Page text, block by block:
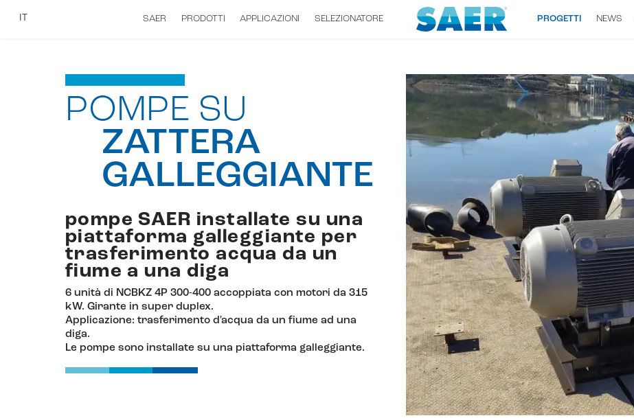
SAER PRODOTTI APPLICAZIONI SELEZIONATORE PROGETTI NEWS
POMPE SU
ZATTERA
GALLEGGIANTE
pompe SAER installate su una
piattaforma galleggiante per
trasferimento acqua da un
fiume a una diga
6 unità di NCBKZ 4P 300-400 accoppiata con motori da 315
kW. Girante in super duplex.
Applicazione: trasferimento d'acqua da un fiume ad una
diga.
Le pompe sono installate su una piattaforma galleggiante.